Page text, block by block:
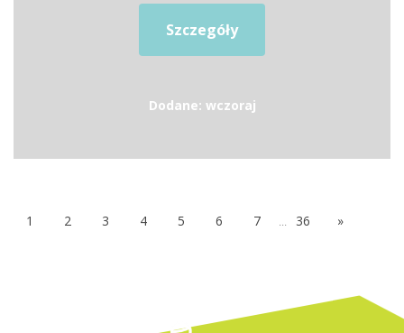
Szczegóły
Dodane: wczoraj
1 2 3 4 5 6 7 ... 36 »